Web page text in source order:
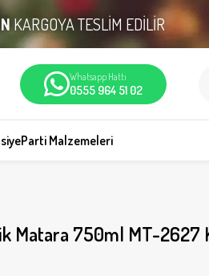
KARGOYA TESLİM EDİLİR
Whatsapp Hattı
0555 964 51 02
Parti Malzemeleri
Matara 750ml MT-2627